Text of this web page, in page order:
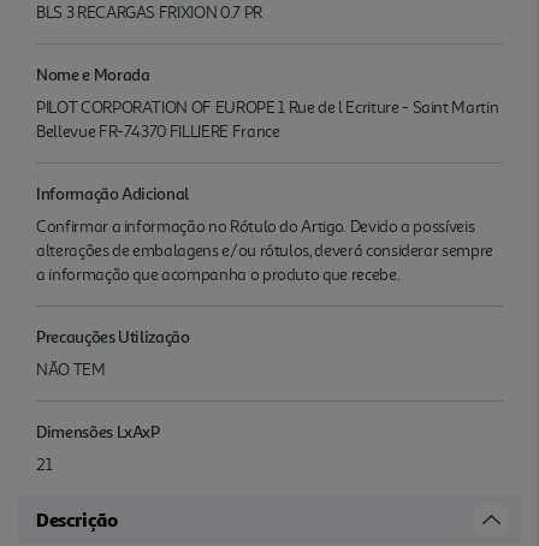
BLS 3 RECARGAS FRIXION 0.7 PR
Nome e Morada
PILOT CORPORATION OF EUROPE 1 Rue de l Ecriture - Saint Martin
Bellevue FR-74370 FILLIERE France
Informação Adicional
Confirmar a informação no Rótulo do Artigo. Devido a possíveis
alterações de embalagens e/ou rótulos, deverá considerar sempre
a informação que acompanha o produto que recebe.
Precauções Utilização
NÃO TEM
Dimensões LxAxP
21
Descrição